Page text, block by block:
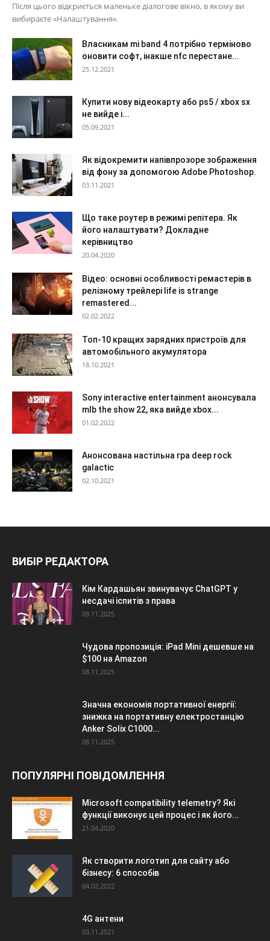
Після цього відкриється маленьке діалогове вікно, в якому ви
вибираєте «Налаштування».
Власникам mi band 4 потрібно терміново
оновити софт, інакше nfc перестане...
25.12.2021
Купити нову відеокарту або ps5 / xbox sx
не вийде і...
05.09.2021
Як відокремити напівпрозоре зображення
від фону за допомогою Adobe Photoshop.
03.11.2021
Що таке роутер в режимі репітера. Як
його налаштувати? Докладне
керівництво
20.04.2020
Відео: основні особливості ремастерів в
релізному трейлері life is strange
remastered...
02.02.2022
Топ-10 кращих зарядних пристроїв для
автомобільного акумулятора
18.10.2021
Sony interactive entertainment анонсувала
mlb the show 22, яка вийде xbox...
01.02.2022
Анонсована настільна гра deep rock
galactic
02.10.2021
ВИБІР РЕДАКТОРА
Кім Кардашьян звинувачує ChatGPT у
несдачі іспитів з права
09.11.2025
Чудова пропозиція: iPad Mini дешевше на
$100 на Amazon
08.11.2025
Значна економія портативної енергії:
знижка на портативну електростанцію
Anker Solix C1000...
08.11.2025
ПОПУЛЯРНІ ПОВІДОМЛЕННЯ
Microsoft compatibility telemetry? Які
функції виконує цей процес і як його...
21.04.2020
Як створити логотип для сайту або
бізнесу: 6 способів
04.02.2022
4G антени
03.11.2021